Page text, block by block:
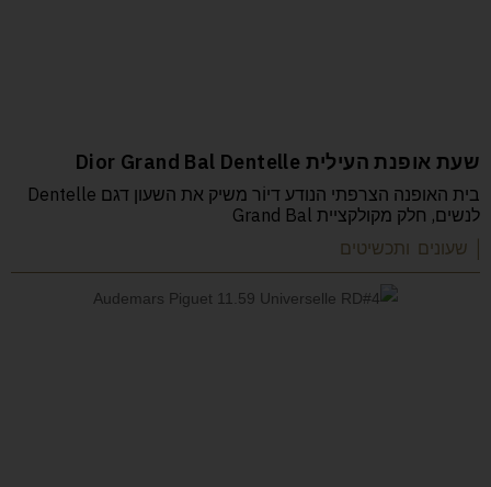
שעת אופנת העילית Dior Grand Bal Dentelle
בית האופנה הצרפתי הנודע דיוֹר משיק את השעון דגם Dentelle
לנשים, חלק מקולקציית Grand Bal
| שעונים ותכשיטים